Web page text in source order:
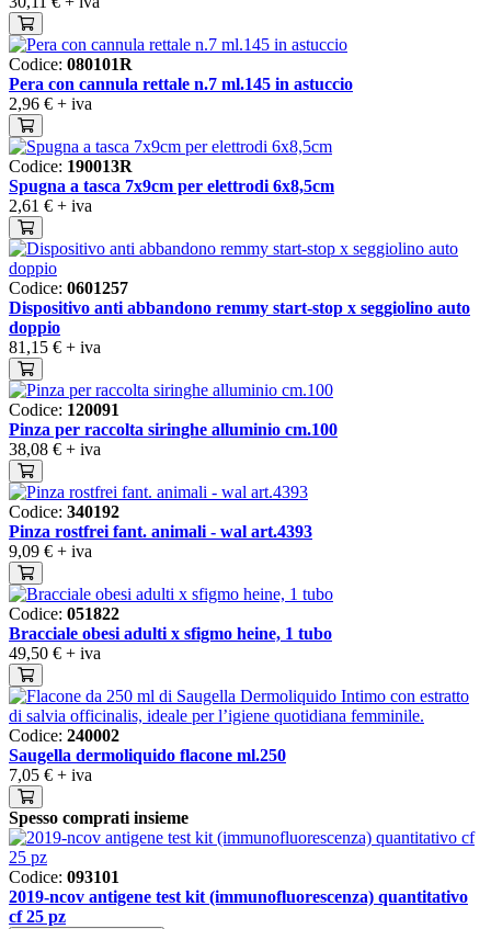
Codice: 080101R
Pera con cannula rettale n.7 ml.145 in astuccio
2,96 € + iva
Codice: 190013R
Spugna a tasca 7x9cm per elettrodi 6x8,5cm
2,61 € + iva
Codice: 0601257
Dispositivo anti abbandono remmy start-stop x seggiolino auto
doppio
81,15 € + iva
Codice: 120091
Pinza per raccolta siringhe alluminio cm.100
38,08 € + iva
Codice: 340192
Pinza rostfrei fant. animali - wal art.4393
9,09 € + iva
Codice: 051822
Bracciale obesi adulti x sfigmo heine, 1 tubo
49,50 € + iva
Codice: 240002
Saugella dermoliquido flacone ml.250
7,05 € + iva
Spesso comprati insieme
Codice: 093101
2019-ncov antigene test kit (immunofluorescenza) quantitativo
cf 25 pz